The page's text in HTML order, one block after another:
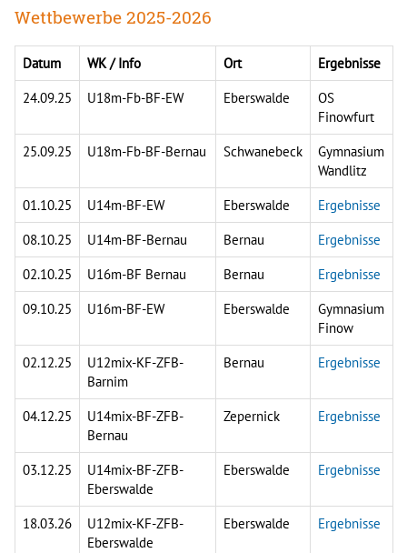
Wettbewerbe 2025-2026
Datum WK / Info Ort
Ergebnisse
24.09.25
U18m-Fb-BF-EW Eberswalde
OS
Finowfurt
25.09.25
U18m-Fb-BF-Bernau Schwanebeck
Gymnasium
Wandlitz
01.10.25
U14m-BF-EW Eberswalde
Ergebnisse
08.10.25
U14m-BF-Bernau Bernau
Ergebnisse
02.10.25
U16m-BF Bernau Bernau
Ergebnisse
09.10.25
U16m-BF-EW Eberswalde
Gymnasium
Finow
02.12.25
U12mix-KF-ZFB-
Barnim
Bernau Ergebnisse
04.12.25
U14mix-BF-ZFB-
Bernau
Zepernick Ergebnisse
03.12.25
U14mix-BF-ZFB-
Eberswalde
Eberswalde Ergebnisse
18.03.26
U12mix-KF-ZFB-
Eberswalde
Eberswalde Ergebnisse